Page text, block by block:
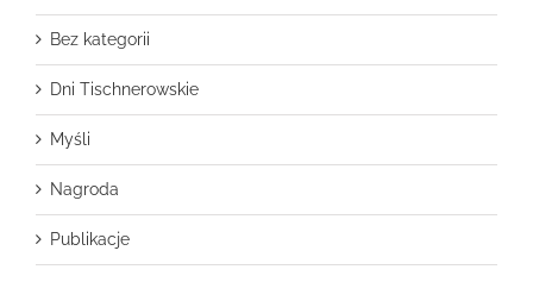
Bez kategorii
Dni Tischnerowskie
Myśli
Nagroda
Publikacje